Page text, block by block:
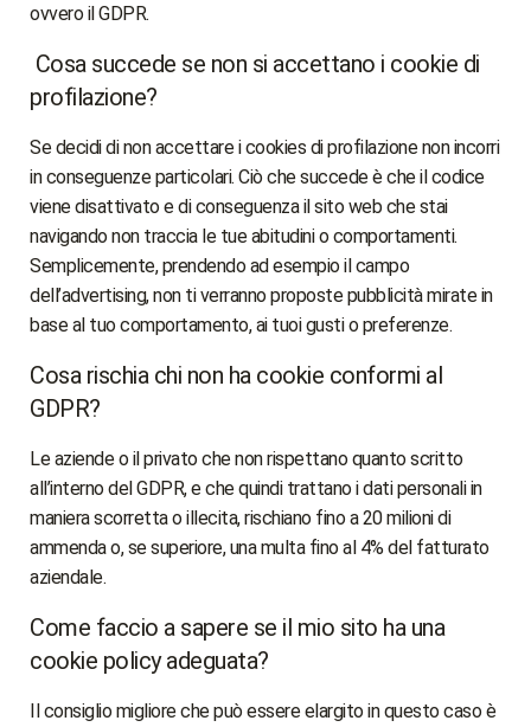
ovvero il GDPR.
Cosa succede se non si accettano i cookie di
profilazione?
Se decidi di non accettare i cookies di profilazione non incorri
in conseguenze particolari. Ciò che succede è che il codice
viene disattivato e di conseguenza il sito web che stai
navigando non traccia le tue abitudini o comportamenti.
Semplicemente, prendendo ad esempio il campo
dell’advertising, non ti verranno proposte pubblicità mirate in
base al tuo comportamento, ai tuoi gusti o preferenze.
Cosa rischia chi non ha cookie conformi al
GDPR?
Le aziende o il privato che non rispettano quanto scritto
all’interno del GDPR, e che quindi trattano i dati personali in
maniera scorretta o illecita, rischiano fino a 20 milioni di
ammenda o, se superiore, una multa fino al 4% del fatturato
aziendale.
Come faccio a sapere se il mio sito ha una
cookie policy adeguata?
Il consiglio migliore che può essere elargito in questo caso è